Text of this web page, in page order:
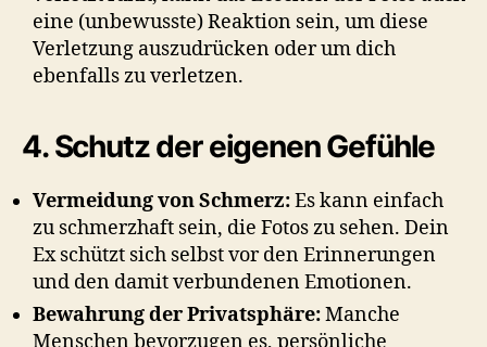
eine (unbewusste) Reaktion sein, um diese
Verletzung auszudrücken oder um dich
ebenfalls zu verletzen.
4. Schutz der eigenen Gefühle
Vermeidung von Schmerz:Es kann einfach
zu schmerzhaft sein, die Fotos zu sehen. Dein
Ex schützt sich selbst vor den Erinnerungen
und den damit verbundenen Emotionen.
Bewahrung der Privatsphäre:Manche
Menschen bevorzugen es, persönliche